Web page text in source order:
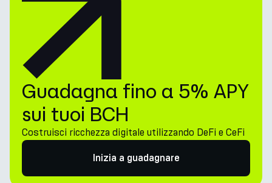
Guadagna fino a 5% APY
sui tuoi BCH
Costruisci ricchezza digitale utilizzando DeFi e CeFi
Inizia a guadagnare